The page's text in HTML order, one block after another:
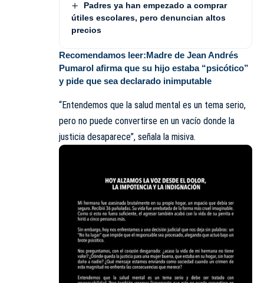
Padres ya han empezado a comprar
útiles escolares, pero denuncian altos
precios
Recomendamos leer:Madre de Jean Andrés
Pumarol afirma que su hijo estaba “psicótico”
y pide que sea declarado inimputable
“Entendemos que la salud mental es un tema serio,
pero no puede convertirse en un vacío donde la
justicia desaparece”, señala la misiva.